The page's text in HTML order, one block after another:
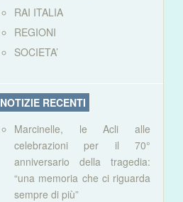
RAI ITALIA
REGIONI
SOCIETA’
NOTIZIE RECENTI
Marcinelle, le Acli alle
celebrazioni per il 70°
anniversario della tragedia:
“una memoria che ci riguarda
sempre di più”